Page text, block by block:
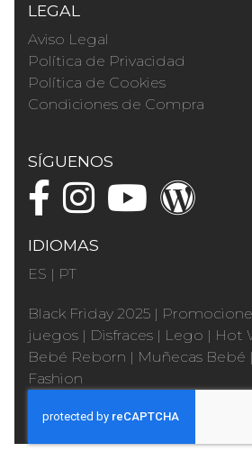
LEGAL
Aviso Legal
Política de Privacidad
Política de Cookies
Condiciones de Compra
SÍGUENOS
IDIOMAS
ES | PT
Black Friday 2025 |
juegos | Disfraces | Lego | Hot
Bebé Reborn | Muñecas Bebé |
Fashion